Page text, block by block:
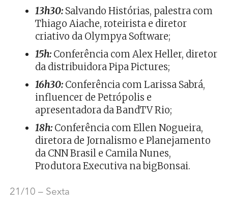
13h30: Salvando Histórias, palestra com
Thiago Aiache, roteirista e diretor
criativo da Olympya Software;
15h:Conferência com Alex Heller, diretor
da distribuidora Pipa Pictures;
16h30: Conferência com Larissa Sabrá,
influencer de Petrópolis e
apresentadora da BandTV Rio;
18h: Conferência com Ellen Nogueira,
diretora de Jornalismo e Planejamento
da CNN Brasil e Camila Nunes,
Produtora Executiva na bigBonsai.
21/10 – Sexta